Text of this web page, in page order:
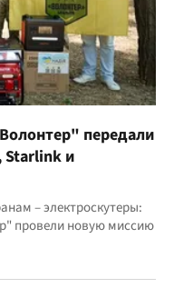
передали
Starlink и
– электроскутеры:
провели новую миссию